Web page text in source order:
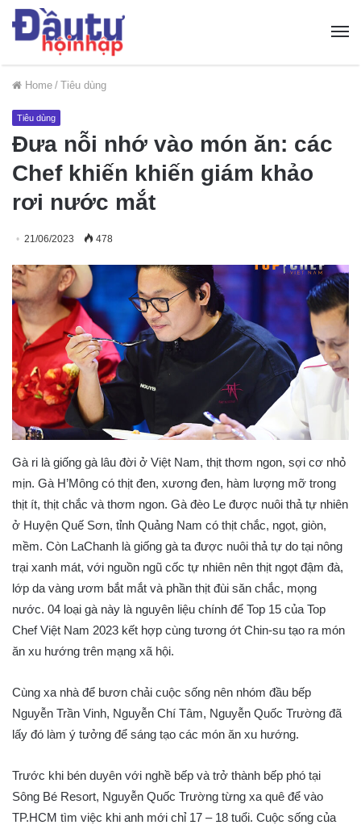
Home / Tiêu dùng
Tiêu dùng
Đưa nỗi nhớ vào món ăn: các
Chef khiến khiến giám khảo
rơi nước mắt
21/06/2023 478
Gà ri là giống gà lâu đời ở Việt Nam, thịt thơm ngon, sợi cơ nhỏ
mịn. Gà H’Mông có thịt đen, xương đen, hàm lượng mỡ trong
thịt ít, thịt chắc và thơm ngon. Gà đèo Le được nuôi thả tự nhiên
ở Huyện Quế Sơn, tỉnh Quảng Nam có thịt chắc, ngọt, giòn,
mềm. Còn LaChanh là giống gà ta được nuôi thả tự do tại nông
trại xanh mát, với nguồn ngũ cốc tự nhiên nên thịt ngọt đậm đà,
lớp da vàng ươm bắt mắt và phần thịt đùi săn chắc, mọng
nước. 04 loại gà này là nguyên liệu chính để Top 15 của Top
Chef Việt Nam 2023 kết hợp cùng tương ớt Chin-su tạo ra món
ăn xu hướng trên mạng xã hội.
Cùng xa nhà để bươn chải cuộc sống nên nhóm đầu bếp
Nguyễn Trần Vinh, Nguyễn Chí Tâm, Nguyễn Quốc Trường đã
lấy đó làm ý tưởng để sáng tạo các món ăn xu hướng.
Trước khi bén duyên với nghề bếp và trở thành bếp phó tại
Sông Bé Resort, Nguyễn Quốc Trường từng xa quê để vào
TP.HCM tìm việc khi anh mới chỉ 17 – 18 tuổi. Cuộc sống của